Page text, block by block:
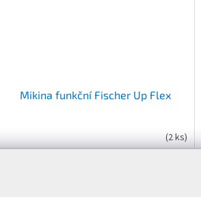
Mikina funkční Fischer Up Flex
(2 ks)